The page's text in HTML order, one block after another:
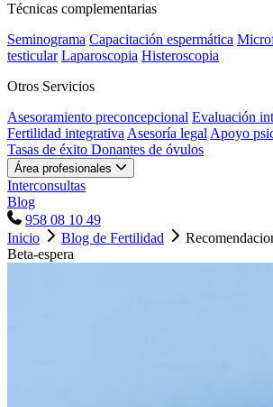
Técnicas complementarias
Seminograma Capacitación espermática
testicular Laparoscopia Histeroscopia
Otros Servicios
Asesoramiento preconcepcional Evaluación
Fertilidad integrativa Asesoría legal Apoyo
Tasas de éxito Donantes de óvulos
Área profesionales
Interconsultas
Blog
958 08 10 49
Inicio
Blog de Fertilidad
Beta-espera